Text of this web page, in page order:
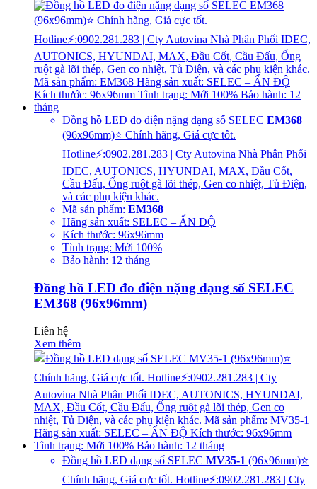
Đồng hồ LED đo điện nặng dạng số SELEC EM368
(96x96mm)⭐ Chính hãng, Giá cực tốt.
Hotline⚡:0902.281.283 | Cty Autovina Nhà Phân Phối
IDEC, AUTONICS, HYUNDAI, MAX, Đầu Cốt,
Cầu Đấu, Ống ruột gà lõi thép, Gen co nhiệt, Tủ Điện,
và các phụ kiện khác.
Mã sản phẩm: EM368
Hãng sản xuất: SELEC – ẤN ĐỘ
Kích thước: 96x96mm
Tình trạng: Mới 100%
Bảo hành: 12 tháng
Đồng hồ LED đo điện nặng dạng số SELEC
EM368 (96x96mm)
Liên hệ
Xem thêm
Đồng hồ LED dạng số SELEC MV35-1 (96x96mm)⭐
Chính hãng, Giá cực tốt. Hotline⚡:0902.281.283 | Cty